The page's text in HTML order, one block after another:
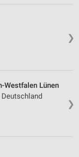
❯
❯
Westfalen Lünen